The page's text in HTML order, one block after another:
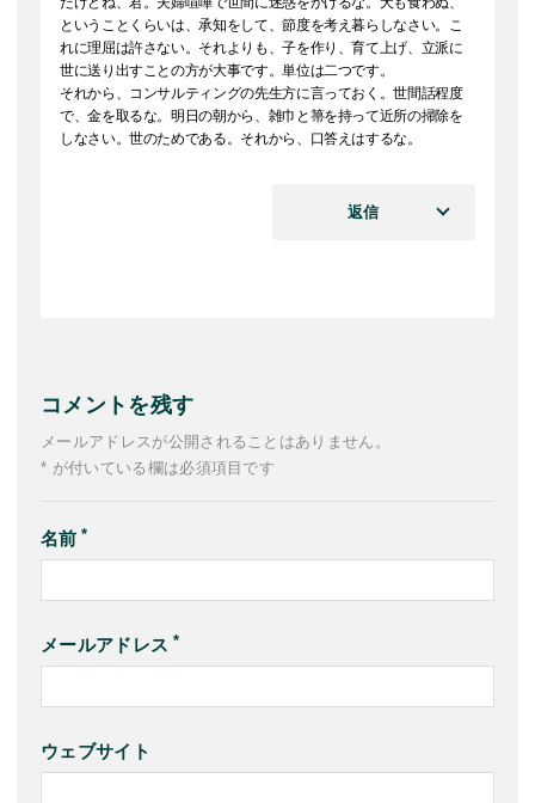
ということくらいは、承知をして、節度を考え暮らしなさい。こ
れに理屈は許さない。それよりも、子を作り、育て上げ、立派に
世に送り出すことの方が大事です。単位は二つです。
それから、コンサルティングの先生方に言っておく。世間話程度
で、金を取るな。明日の朝から、雑巾と箒を持って近所の掃除を
しなさい。世のためである。それから、口答えはするな。
返信
コメントを残す
メールアドレスが公開されることはありません。
* が付いている欄は必須項目です
名前
メールアドレス
ウェブサイト